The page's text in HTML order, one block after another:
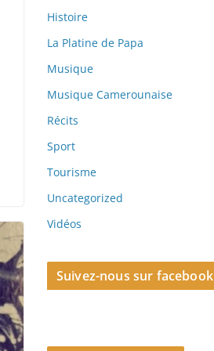
Histoire
La Platine de Papa
Musique
Musique Camerounaise
Récits
Sport
Tourisme
Uncategorized
Vidéos
Suivez-nous sur facebook